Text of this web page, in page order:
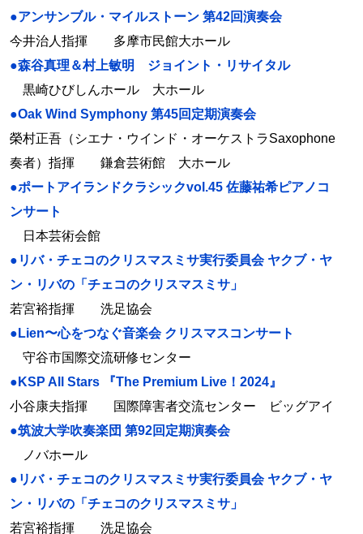
●アンサンブル・マイルストーン 第42回演奏会
今井治人指揮 多摩市民館大ホール
●森谷真理＆村上敏明 ジョイント・リサイタル
黒崎ひびしんホール 大ホール
●Oak Wind Symphony 第45回定期演奏会
榮村正吾（シエナ・ウインド・オーケストラSaxophone
奏者）指揮 鎌倉芸術館 大ホール
●ポートアイランドクラシックvol.45 佐藤祐希ピアノコ
ンサート
日本芸術会館
●リバ・チェコのクリスマスミサ実行委員会 ヤクブ・ヤ
ン・リバの「チェコのクリスマスミサ」
若宮裕指揮 洗足協会
●Lien〜心をつなぐ音楽会 クリスマスコンサート
守谷市国際交流研修センター
●KSP All Stars 『The Premium Live！2024』
小谷康夫指揮 国際障害者交流センター ビッグアイ
●筑波大学吹奏楽団 第92回定期演奏会
ノバホール
●リバ・チェコのクリスマスミサ実行委員会 ヤクブ・ヤ
ン・リバの「チェコのクリスマスミサ」
若宮裕指揮 洗足協会